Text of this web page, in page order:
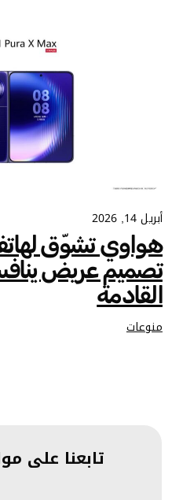
أبريل 14, 2026
تصميم عريض
القادمة
منوعات
تابعنا على